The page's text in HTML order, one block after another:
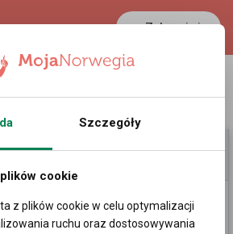
Zaloguj się
0.3888 PLN
Pomoc
Dodaj
Szczegóły
cookie
z plików cookie w celu optymalizacji
ruchu oraz dostosowywania